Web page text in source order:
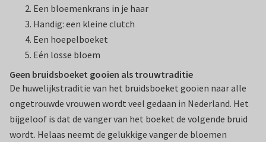
Een bloemenkrans in je haar
Handig: een kleine clutch
Een hoepelboeket
Eén losse bloem
Geen bruidsboeket gooien als trouwtraditie
De huwelijkstraditie van het bruidsboeket gooien naar alle
ongetrouwde vrouwen wordt veel gedaan in Nederland. Het
bijgeloof is dat de vanger van het boeket de volgende bruid
wordt. Helaas neemt de gelukkige vanger de bloemen